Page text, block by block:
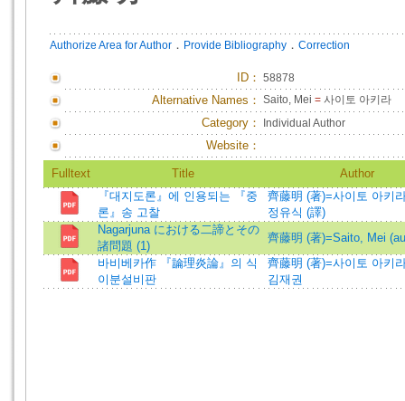
Authorize Area for Author ． Provide Bibliography ． Correction
ID ： 58878
Alternative Names： Saito, Mei = 사이토 아키라
Category： Individual Author
Website：
Fulltext Title
Author
『대지도론』에 인용되는 『중
론』송 고찰
齊藤明 (著)=사이토 아키
정유식 (譯)
Nagarjuna における二諦とその
諸問題 (1)
齊藤明 (著)=Saito, Mei
바비베카作 『論理炎論』의 식
이분설비판
齊藤明 (著)=사이토 아키
김재권